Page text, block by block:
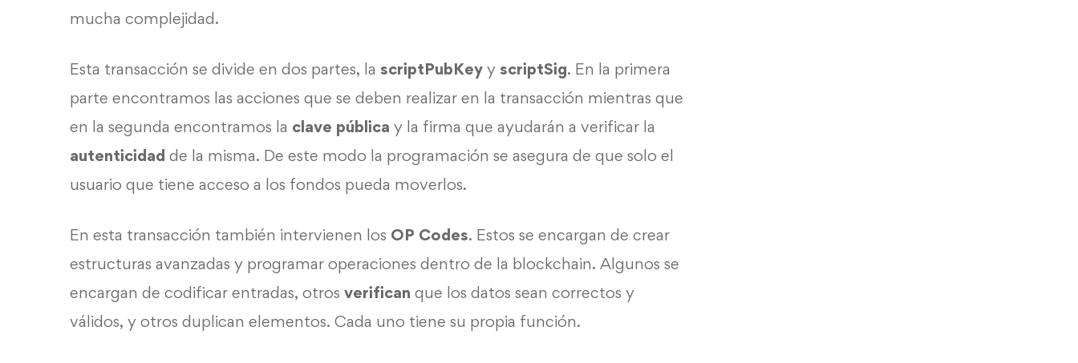
mucha complejidad.
Esta transacción se divide en dos partes, la scriptPubKey y scriptSig. En la primera
parte encontramos las acciones que se deben realizar en la transacción mientras que
en la segunda encontramos la clave pública y la firma que ayudarán a verificar la
autenticidad de la misma. De este modo la programación se asegura de que solo el
usuario que tiene acceso a los fondos pueda moverlos.
En esta transacción también intervienen los OP Codes. Estos se encargan de crear
estructuras avanzadas y programar operaciones dentro de la blockchain. Algunos se
encargan de codificar entradas, otros verifican que los datos sean correctos y
válidos, y otros duplican elementos. Cada uno tiene su propia función.